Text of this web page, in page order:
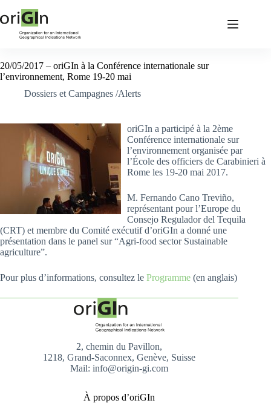
20/05/2017 – oriGIn à la Conférence internationale sur
l’environnement, Rome 19-20 mai
Dossiers et Campagnes /Alerts
oriGIn a participé à la 2ème
Conférence internationale sur
l’environnement organisée par
l’École des officiers de Carabinieri à
Rome les 19-20 mai 2017.
M. Fernando Cano Treviño,
représentant pour l’Europe du
Consejo Regulador del Tequila
(CRT) et membre du Comité exécutif d’oriGIn a donné une
présentation dans le panel sur “Agri-food sector Sustainable
agriculture”.
Pour plus d’informations, consultez le Programme (en anglais)
2, chemin du Pavillon,
1218, Grand-Saconnex, Genève, Suisse
Mail: info@origin-gi.com
À propos d’oriGIn